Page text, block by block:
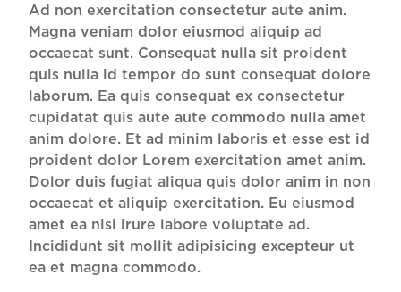
Ad non exercitation consectetur aute anim.
Magna veniam dolor eiusmod aliquip ad
occaecat sunt. Consequat nulla sit proident
quis nulla id tempor do sunt consequat dolore
laborum. Ea quis consequat ex consectetur
cupidatat quis aute aute commodo nulla amet
anim dolore. Et ad minim laboris et esse est id
proident dolor Lorem exercitation amet anim.
Dolor duis fugiat aliqua quis dolor anim in non
occaecat et aliquip exercitation. Eu eiusmod
amet ea nisi irure labore voluptate ad.
Incididunt sit mollit adipisicing excepteur ut
ea et magna commodo.